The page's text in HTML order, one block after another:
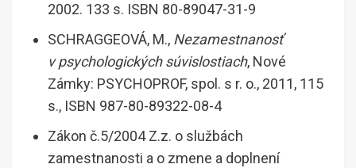
2002. 133 s. ISBN 80-89047-31-9
SCHRAGGEOVÁ, M., Nezamestnanosť
v psychologických súvislostiach, Nové
Zámky: PSYCHOPROF, spol. s r. o., 2011, 115
s., ISBN 987-80-89322-08-4
Zákon č.5/2004 Z.z. o službách
zamestnanosti a o zmene a doplnení